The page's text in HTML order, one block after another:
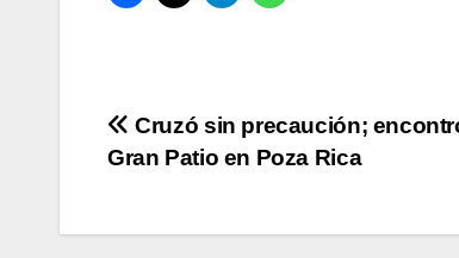
Navegación
entradas
Cruzó sin precaución;
Gran Patio en Poza Rica